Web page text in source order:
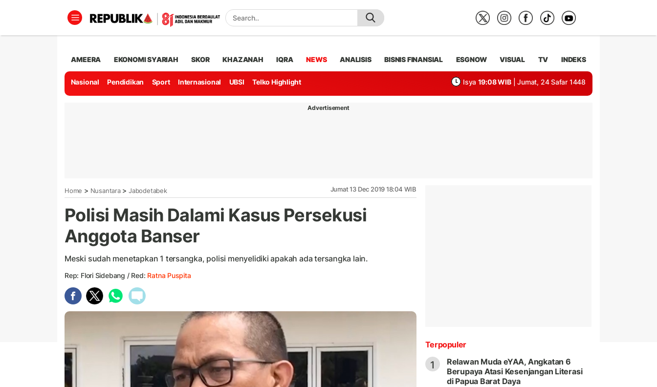
AMEERA EKONOMI SYARIAH SKOR KHAZANAH IQRA NEWS ANALISIS BISNIS FINANSIAL ESGNOW VISUAL TV INDEKS
Nasional Pendidikan Sport Internasional UBSI Telko Highlight Isya 19:08 WIB | Jumat, 24 Safar 1448
Advertisement
Home > Nusantara> Jabodetabek Jumat 13 Dec 2019 18:04 WIB
Polisi Masih Dalami Kasus Persekusi
Anggota Banser
Meski sudah menetapkan 1 tersangka, polisi menyelidiki apakah ada tersangka lain.
Rep: Flori Sidebang / Red: Ratna Puspita
Terpopuler
1
Relawan Muda eYAA, Angkatan 6
Berupaya Atasi Kesenjangan Literasi
di Papua Barat Daya